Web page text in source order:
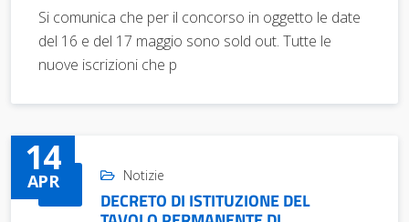
Si comunica che per il concorso in oggetto le date
del 16 e del 17 maggio sono sold out. Tutte le
nuove iscrizioni che p
14
APR Notizie
DECRETO DI ISTITUZIONE DEL